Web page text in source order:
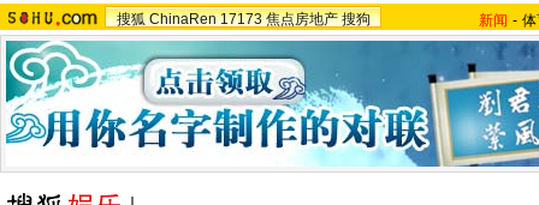
搜狐 ChinaRen 17173 焦点房地产 搜狗 新闻 -